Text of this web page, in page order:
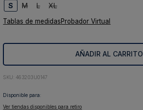
S M L XL
Tablas de medidasProbador Virtual
AÑADIR AL CARRITO
: 463203U0147
Disponible para:
Ver tiendas disponibles para retiro
8
chaqueta
9.
poleron